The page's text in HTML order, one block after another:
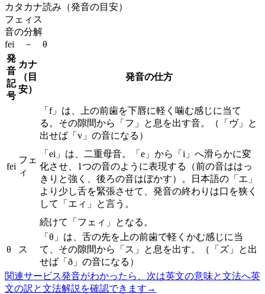
カタカナ読み（発音の目安）
フェィス
音の分解
fei － θ
発
音
記
号
カナ
（目
安）
発音の仕方
fei
フェ
ィ
「f」は、上の前歯を下唇に軽く噛む感じに当て
る。その隙間から「フ」と息を出す音。（「ヴ」と
出せば「v」の音になる）
「ei」は、二重母音。「e」から「i」へ滑らかに変
化させ、1つの音のように表現する（前の音ははっ
きりと強く、後ろの音はぼかす）。日本語の「エ」
より少し舌を緊張させて、発音の終わりは口を狭く
して「エィ」と言う。
続けて「フェィ」となる。
θ ス
「θ」は、舌の先を上の前歯で軽くかむ感じに当
て、その隙間から「ス」と息を出す。（「ズ」と出
せば「ð」の音になる）
関連サービス発音がわかったら、次は英文の意味と文法へ英
文の訳と文法解説を確認できます →